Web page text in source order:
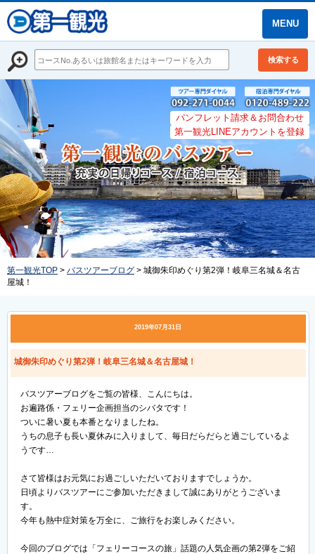
MENU
検索する
パンフレット請求＆お問合わせ
第一観光LINEアカウントを登録
第一観光TOP > バスツアーブログ > 城御朱印めぐり第2弾！岐阜三名城＆名古
屋城！
2019年07月31日
城御朱印めぐり第2弾！岐阜三名城＆名古屋城！
バスツアーブログをご覧の皆様、こんにちは。
お遍路係・フェリー企画担当のシバタです！
ついに暑い夏も本番となりましたね。
うちの息子も長い夏休みに入りまして、毎日だらだらと過ごしているよ
うです…
さて皆様はお元気にお過ごしいただいておりますでしょうか。
日頃よりバスツアーにご参加いただきまして誠にありがとうございま
す。
今年も熱中症対策を万全に、ご旅行をお楽しみください。
今回のブログでは「フェリーコースの旅」話題の人気企画の第2弾をご紹